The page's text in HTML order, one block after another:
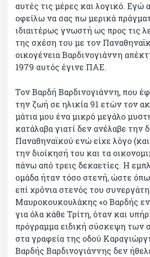
αυτές τις μέρες και λογικό. Εγώ
οφείλω να σας πω μερικά
ιδιαιτέρως γνωστή ως προς τις
της σχέση του με τον
οικογένεια Βαρδινογιάννη
1979 αυτός έγινε ΠΑΕ.
Τον Βαρδή Βαρδινογιάννη, που
την ζωή σε ηλικία 91 ετών τον
μάτια μου ένα μικρό μεγάλο
κατάλαβα γιατί δεν ανέλαβε την
Παναθηναϊκού ενώ είχε λόγο
την διοίκησή του και τα
πάνω από τρεις δεκαετίες. Η
ομάδα ήταν τόσο στενή, ώστε
επί χρόνια στενός του
Μαυροκουκουλάκης «ο Βαρδής
για όλα κάθε Τρίτη, όταν και
πρόγραμμα ειδική σύσκεψη των
στα γραφεία της οδού
Βαρδής Βαρδινογιάννης δεν